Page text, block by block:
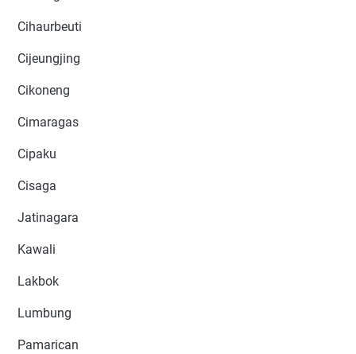
Cihaurbeuti
Cijeungjing
Cikoneng
Cimaragas
Cipaku
Cisaga
Jatinagara
Kawali
Lakbok
Lumbung
Pamarican